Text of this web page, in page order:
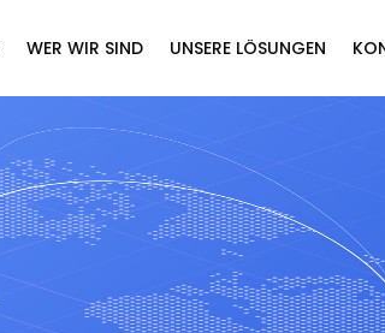
WER WIR SIND UNSERE LÖSUNGEN